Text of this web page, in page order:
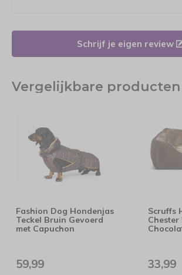
Schrijf je eigen review
Vergelijkbare producten
Fashion Dog Hondenjas
Teckel Bruin Gevoerd
met Capuchon
59,99
Scruffs
Chester
33,99